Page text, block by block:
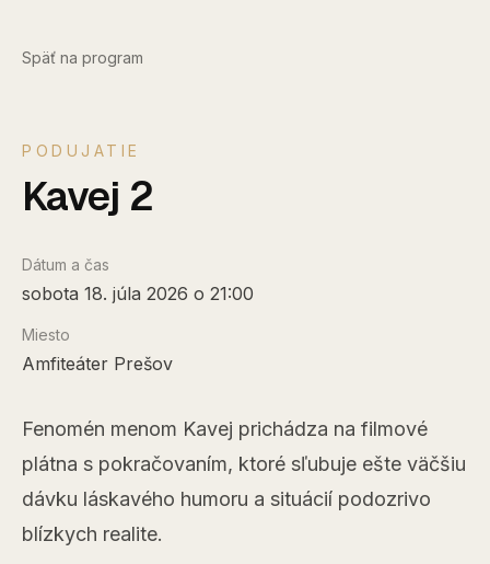
Späť na program
PODUJATIE
Kavej 2
Dátum a čas
sobota 18. júla 2026 o 21:00
Miesto
Amfiteáter Prešov
Fenomén menom Kavej prichádza na filmové
plátna s pokračovaním, ktoré sľubuje ešte väčšiu
dávku láskavého humoru a situácií podozrivo
blízkych realite.